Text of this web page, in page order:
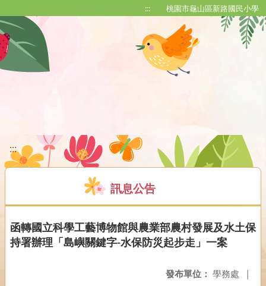
::: 桃園市龜山區新路國民小學
:::
訊息公告
函轉國立科學工藝博物館與農業部農村發展及水土保
持署辦理「島嶼關鍵字-水保防災起步走」一案
發布單位： 學務處 |